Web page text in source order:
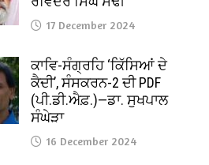
17 December 2024
ਕਾਵਿ-ਸੰਗ੍ਰਹਿ ‘ਕਿੱਸਿਆਂ ਦੇ
ਕੈਦੀ’, ਸੰਸਕਰਨ-2 ਦੀ PDF
(ਪੀ.ਡੀ.ਐਫ਼.)—ਡਾ. ਸੁਖਪਾਲ
ਸੰਘੇੜਾ
16 December 2024